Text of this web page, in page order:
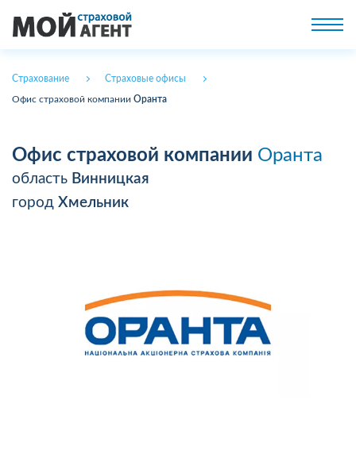
Страхование Страховые офисы
Офис страховой компании Оранта
Офис страховой компании Оранта
область Винницкая
город Хмельник